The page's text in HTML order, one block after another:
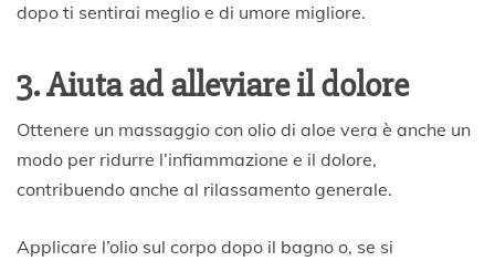
dopo ti sentirai meglio e di umore migliore.
3. Aiuta ad alleviare il dolore
Ottenere un massaggio con olio di aloe vera è anche un
modo per ridurre l’infiammazione e il dolore,
contribuendo anche al rilassamento generale.
Applicare l’olio sul corpo dopo il bagno o, se si